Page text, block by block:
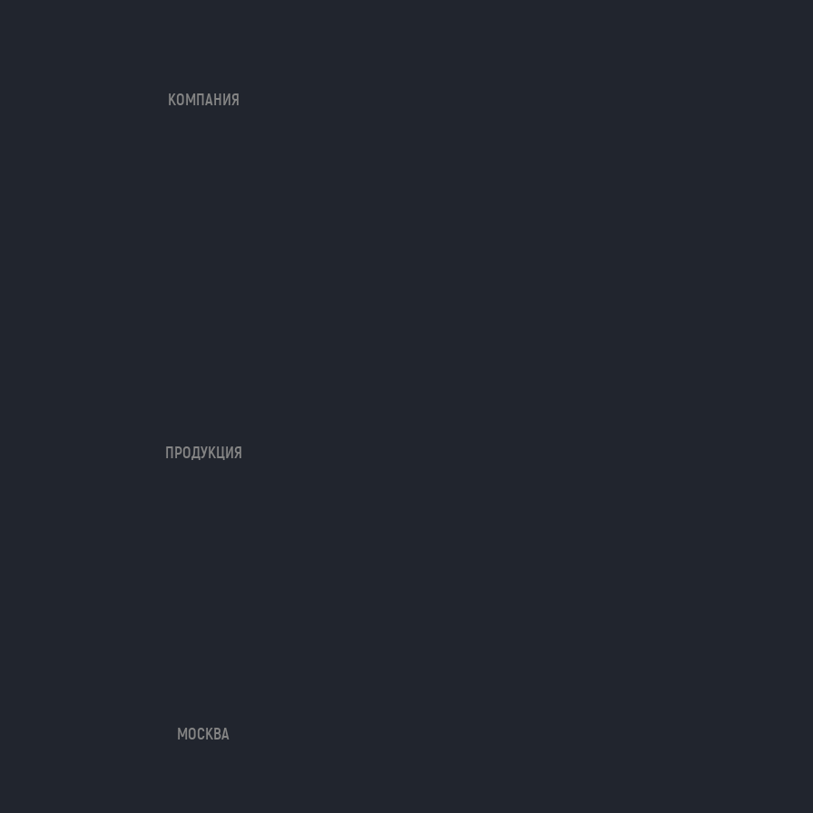
КОМПАНИЯ
ПРОДУКЦИЯ
МОСКВА